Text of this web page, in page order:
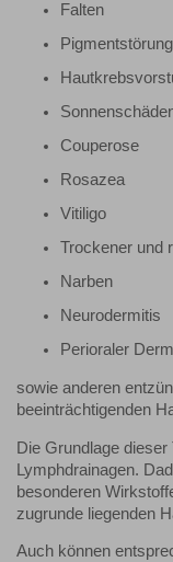
Falten
Couperose
Rosazea
Vitiligo
Trockener und
Narben
Neurodermitis
Perioraler
sowie anderen
beeinträchtigenden
Die Grundlage dieser
Lymphdrainagen.
besonderen
zugrunde liegenden
Auch können